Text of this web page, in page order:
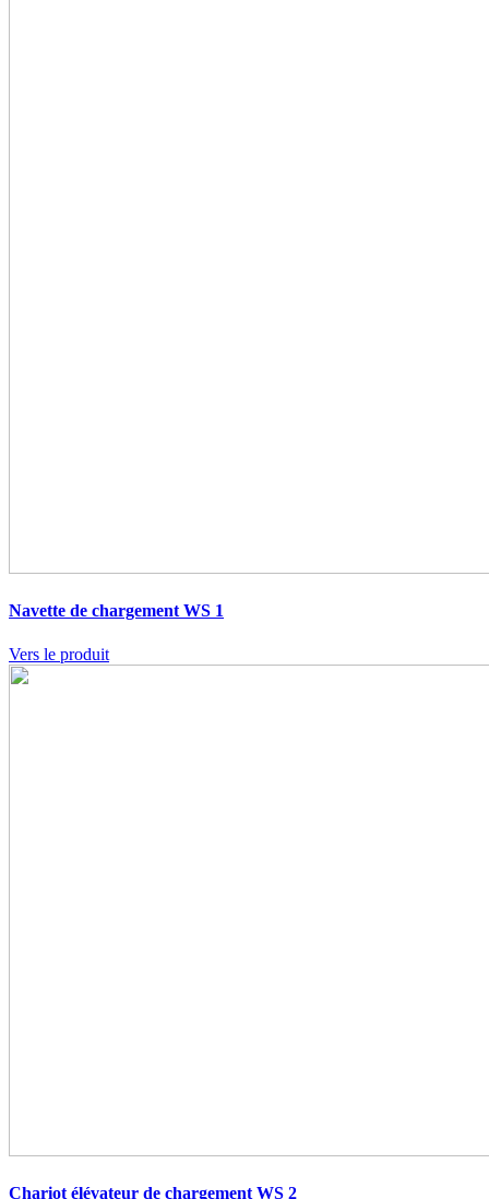
Navette de chargement WS 1
Vers le produit
Chariot élévateur de chargement WS 2